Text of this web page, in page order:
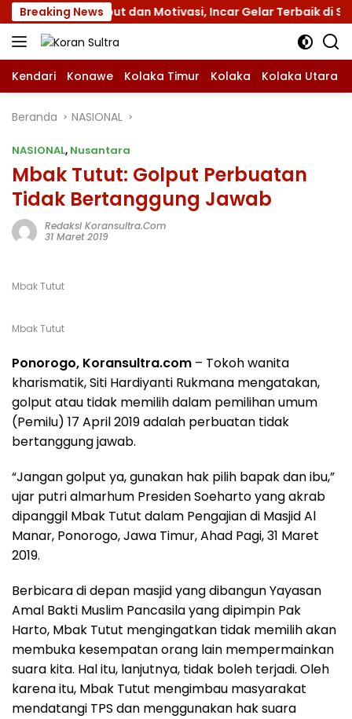
Langsung
ke
konten
Breaking News
Atribut dan Motivasi, Incar Gelar Terbaik di Sultra
Kendari Konawe Kolaka Timur Kolaka Kolaka Utara
Beranda NASIONAL
NASIONAL, Nusantara
Mbak Tutut: Golput Perbuatan
Tidak Bertanggung Jawab
Redaksi Koransultra.com
31 Maret 2019
Mbak Tutut
Mbak Tutut
Ponorogo, Koransultra.com – Tokoh wanita
kharismatik, Siti Hardiyanti Rukmana mengatakan,
golput atau tidak memilih dalam pemilihan umum
(Pemilu) 17 April 2019 adalah perbuatan tidak
bertanggung jawab.
“Jangan golput ya, gunakan hak pilih bapak dan ibu,”
ujar putri almarhum Presiden Soeharto yang akrab
dipanggil Mbak Tutut dalam Pengajian di Masjid Al
Manar, Ponorogo, Jawa Timur, Ahad Pagi, 31 Maret
2019.
Berbicara di depan masjid yang dibangun Yayasan
Amal Bakti Muslim Pancasila yang dipimpin Pak
Harto, Mbak Tutut mengingatkan tidak memilih akan
membuka kesempatan orang lain mempermainkan
suara kita. Hal itu, lanjutnya, tidak boleh terjadi. Oleh
karena itu, Mbak Tutut mengimbau masyarakat
mendatangi TPS dan menggunakan hak suara